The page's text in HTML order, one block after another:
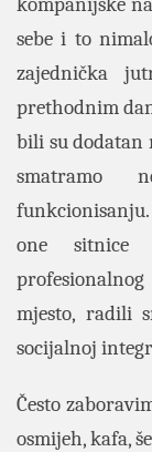
sebe i to
zajednička
prethodnim
bili su dodatan
smatramo
one sitnice
mjesto, radili
socijalnoj
Često
osmijeh, kafa,